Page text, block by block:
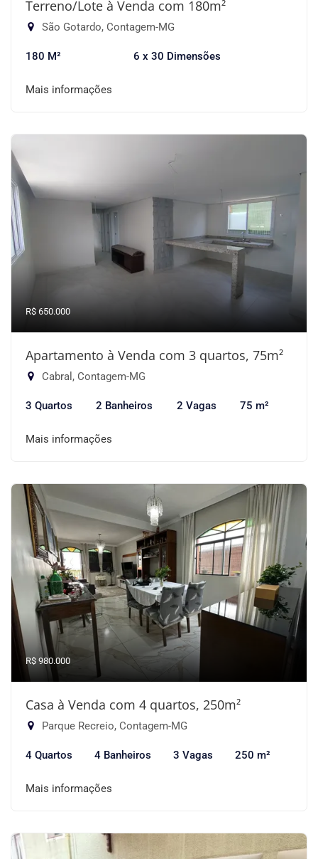
Terreno/Lote à Venda com 180m²
São Gotardo, Contagem-MG
180 M² 6 x 30 Dimensões
Mais informações
R$ 650.000
Apartamento à Venda com 3 quartos, 75m²
Cabral, Contagem-MG
3 Quartos 2 Banheiros 2 Vagas 75 m²
Mais informações
R$ 980.000
Casa à Venda com 4 quartos, 250m²
Parque Recreio, Contagem-MG
4 Quartos 4 Banheiros 3 Vagas 250 m²
Mais informações